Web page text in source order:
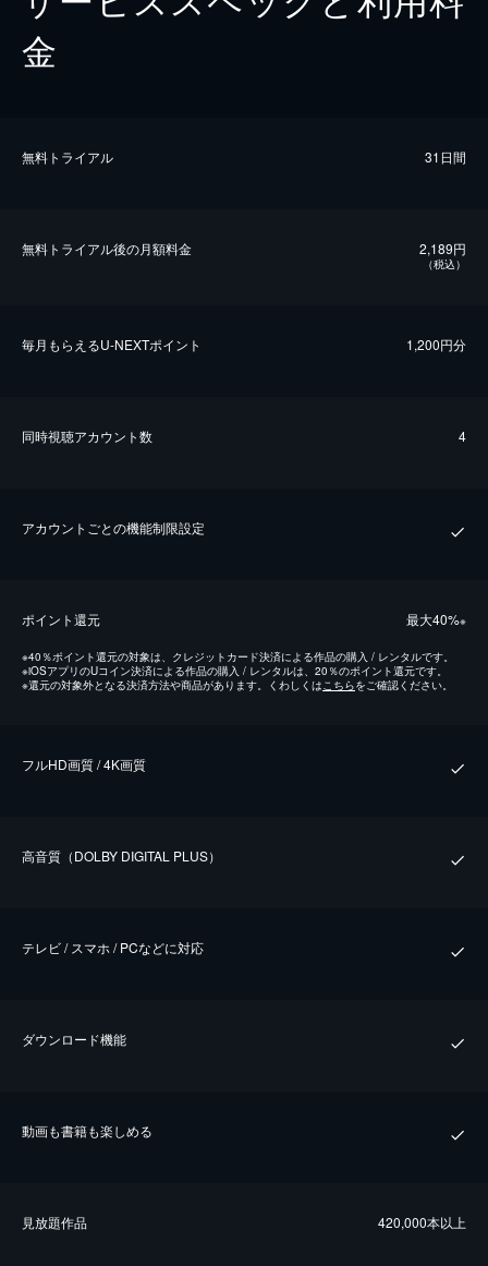
金
無料トライアル 31日間
無料トライアル後の⽉額料金 2,189円
（税込）
毎⽉もらえるU-NEXTポイント 1,200円分
同時視聴アカウント数 4
アカウントごとの機能制限設定
ポイント還元 最⼤40%※
※40％ポイント還元の対象は、クレジットカード決済による作品の購入 / レンタルです。
※iOSアプリのUコイン決済による作品の購入 / レンタルは、20％のポイント還元です。
※還元の対象外となる決済方法や商品があります。くわしくはこちらをご確認ください。
フルHD画質 / 4K画質
⾼⾳質（DOLBY DIGITAL PLUS）
テレビ / スマホ / PCなどに対応
ダウンロード機能
動画も書籍も楽しめる
⾒放題作品 420,000本以上